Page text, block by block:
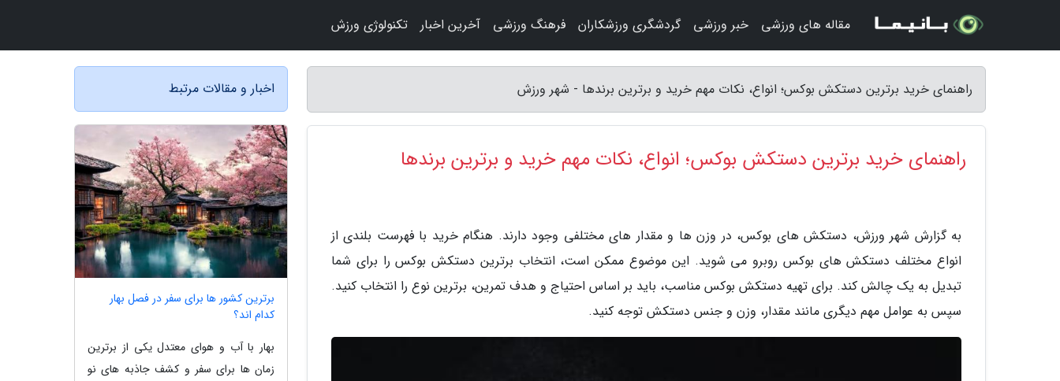
راهنمای خرید برترین دستکش بوکس؛ انواع، نکات مهم خرید و برترین برندها - شهر ورزش
راهنمای خرید برترین دستکش بوکس؛ انواع، نکات مهم خرید و برترین برندها
به گزارش شهر ورزش، دستکش های بوکس، در وزن ها و مقدار های مختلفی وجود دارند. هنگام خرید با فهرست بلندی از
انواع مختلف دستکش های بوکس روبرو می شوید. این موضوع ممکن است، انتخاب برترین دستکش بوکس را برای شما
تبدیل به یک چالش کند. برای تهیه دستکش بوکس مناسب، باید بر اساس احتیاج و هدف تمرین، برترین نوع را انتخاب کنید.
سپس به عوامل مهم دیگری مانند مقدار، وزن و جنس دستکش توجه کنید.
اخبار و مقالات مرتبط
برترین کشور ها برای سفر در فصل بهار
کدام اند؟
بهار با آب و هوای معتدل یکی از برترین
زمان ها برای سفر و کشف جاذبه های نو
مقاله های ورزشی خبر ورزشی گردشگری ورزشکاران فرهنگ ورزشی آخرین اخبار تکنولوژی ورزش